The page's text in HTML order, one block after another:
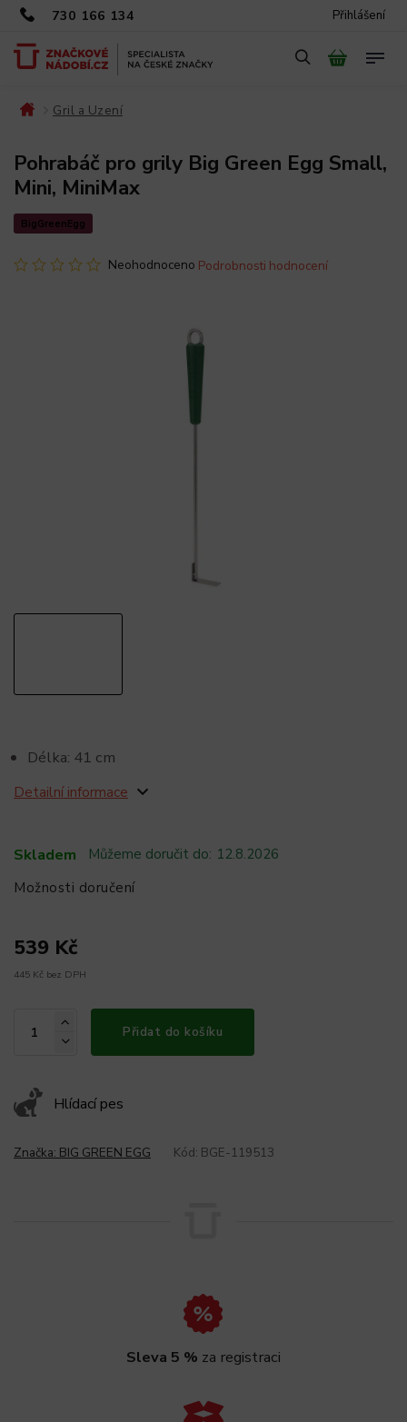
730 166 134 Přihlášení
Gril a Uzení
Pohrabáč pro grily Big Green Egg Small,
Mini, MiniMax
BigGreenEgg
Neohodnoceno Podrobnosti hodnocení
Skladem Můžeme doručit do: 12.8.2026
Možnosti doručení
539 Kč
445 Kč bez DPH
Přidat do košíku
Hlídací pes
Délka: 41 cm
Detailní informace
Značka: BIG GREEN EGG Kód: BGE-119513
Sleva 5 % za registraci